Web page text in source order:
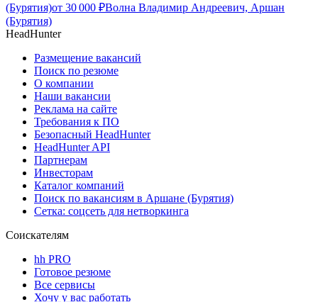
(Бурятия)от 30 000 ₽Волна Владимир Андреевич, Аршан
(Бурятия)
HeadHunter
Размещение вакансий
Поиск по резюме
О компании
Наши вакансии
Реклама на сайте
Требования к ПО
Безопасный HeadHunter
HeadHunter API
Партнерам
Инвесторам
Каталог компаний
Поиск по вакансиям в Аршане (Бурятия)
Сетка: соцсеть для нетворкинга
Соискателям
hh PRO
Готовое резюме
Все сервисы
Хочу у вас работать